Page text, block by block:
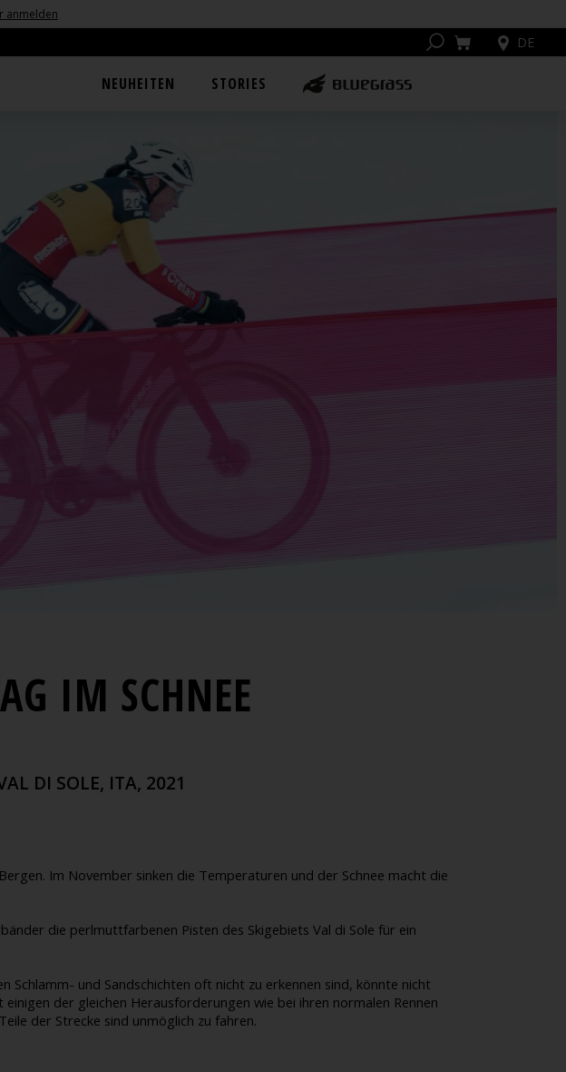
anmelden
NEUHEITEN STORIES
DE
IM SCHNEE
DI SOLE, ITA, 2021
Im November sinken die Temperaturen und der Schnee macht die
die perlmuttfarbenen Pisten des Skigebiets Val di Sole für ein
und Sandschichten oft nicht zu erkennen sind, könnte nicht
der gleichen Herausforderungen wie bei ihren normalen Rennen
der Strecke sind unmöglich zu fahren.